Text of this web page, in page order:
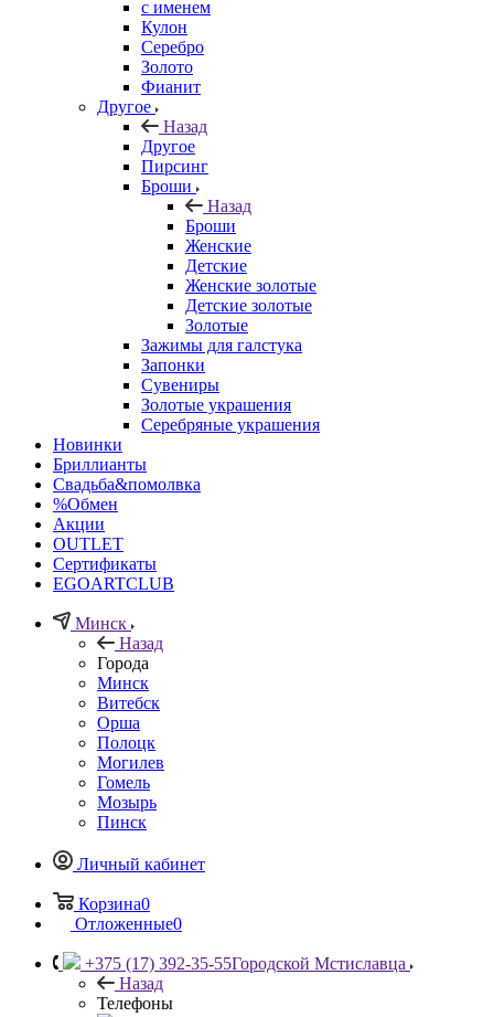
с именем
Кулон
Серебро
Золото
Фианит
Другое
Назад
Другое
Пирсинг
Броши
Назад
Броши
Женские
Детские
Женские золотые
Детские золотые
Золотые
Зажимы для галстука
Запонки
Сувениры
Золотые украшения
Серебряные украшения
Новинки
Бриллианты
Свадьба&помолвка
%Обмен
Акции
OUTLET
Сертификаты
EGOARTCLUB
Минск
Назад
Города
Минск
Витебск
Орша
Полоцк
Могилев
Гомель
Мозырь
Пинск
Личный кабинет
Корзина0
Отложенные0
+375 (17) 392-35-55Городской Мстиславца
Назад
Телефоны